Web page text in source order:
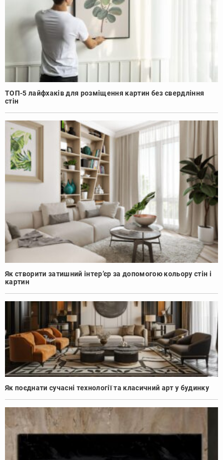
ТОП-5 лайфхаків для розміщення картин без свердління
стін
Як створити затишний інтер’єр за допомогою кольору стін і
картин
Як поєднати сучасні технології та класичний арт у будинку